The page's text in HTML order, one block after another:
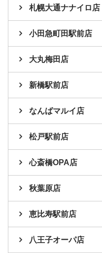
札幌大通ナナイロ店
小田急町田駅前店
大丸梅田店
新橋駅前店
なんばマルイ店
松戸駅前店
心斎橋OPA店
秋葉原店
恵比寿駅前店
八王子オーパ店